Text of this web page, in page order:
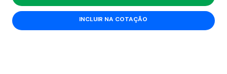
INCLUIR NA COTAÇÃO